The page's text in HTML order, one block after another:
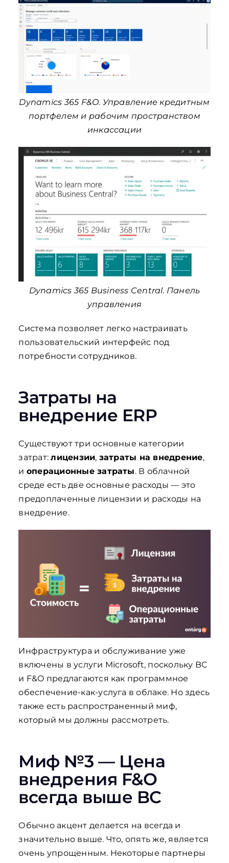
Dynamics 365 F&O. Управление кредитным
портфелем и рабочим пространством
инкассации
Dynamics 365 Business Central. Панель
управления
Система позволяет легко настраивать
пользовательский интерфейс под
потребности сотрудников.
Затраты на
внедрение ERP
Существуют три основные категории
затрат:лицензии, затраты на внедрение,
и операционные затраты. В облачной
среде есть две основные расходы — это
предоплаченные лицензии и расходы на
внедрение.
Инфраструктура и обслуживание уже
включены в услуги Microsoft, поскольку BC
и F&O предлагаются как программное
обеспечение-как-услуга в облаке. Но здесь
также есть распространенный миф,
который мы должны рассмотреть.
Миф №3 — Цена
внедрения F&O
всегда выше BC
Обычно акцент делается на всегда и
значительно выше. Что, опять же, является
очень упрощенным. Некоторые партнеры